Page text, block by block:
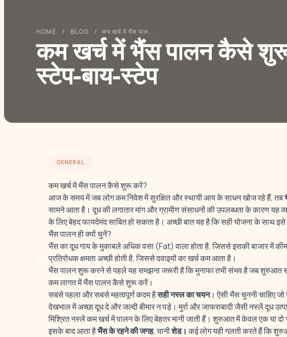
HOME / BLOG / कम खर्च में भैंस पाल...
कम खर्च में भैंस पालन कैसे शुरू
स्टेप-बाय-स्टेप
GENERAL
कम खर्च में भैंस पालन कैसे शुरू करें?
आज के समय में जब लोग कम निवेश में सुरक्षित और स्थायी आय के साधन खोज रहे हैं, तब
सामने आता है। दूध की लगातार मांग और ग्रामीण संसाधनों की उपलब्धता के कारण यह
के लिए बेहद फायदेमंद साबित हो सकता है। अच्छी बात यह है कि सही योजना के साथ इसे
भैंस पालन ही क्यों चुनें?
भैंस का दूध गाय के मुकाबले अधिक वसा (Fat) वाला होता है, जिससे इसकी बाजार में
प्रतिरोधक क्षमता अच्छी होती है, जिससे दवाइयों का खर्च कम आता है।
भैंस पालन शुरू करने से पहले यह समझना जरूरी है कि मुनाफा तभी संभव है जब शुरुआत
कम लागत में भैंस पालन कैसे शुरू करें।
सबसे पहला और सबसे महत्वपूर्ण कदम हैसही नस्ल का चयन। ऐसी भैंस चुननी चाहिए
देखभाल में अच्छा दूध दे और जल्दी बीमार न पड़े। मुर्रा और जाफराबादी जैसी नस्लें दूध
मिश्रित नस्लें कम खर्च में पालन के लिए बेहतर मानी जाती हैं। शुरुआत में केवल एक या दो
इसके बाद आता हैभैंस के रहने की जगह, यानीशेड।कई लोग यही गलती करते हैं कि